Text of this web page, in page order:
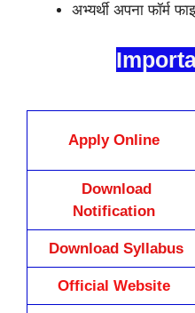
अभ्यर्थी अपना फॉर्म
Apply Online
Download
Notification
Download Syllabus
Official Website